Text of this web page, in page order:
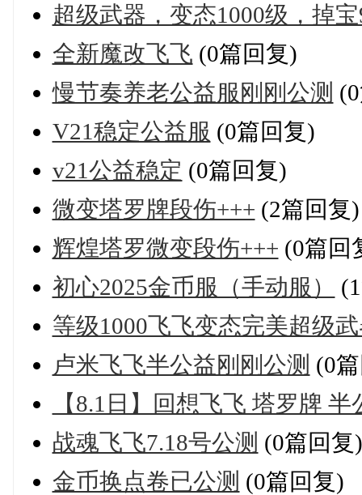
超级武器，变态1000级，掉
全新魔改飞飞 (0篇回复)
慢节奏养老公益服刚刚公测
V21稳定公益服 (0篇回复)
v21公益稳定 (0篇回复)
微变塔罗牌段伤+++ (2篇回复)
辉煌塔罗微变段伤+++ (0篇回
初心2025金币服（手动服）
等级1000飞飞变态完美超级
卢米飞飞半公益刚刚公测 (0
【8.1日】回想飞飞 塔罗牌 半
战魂飞飞7.18号公测 (0篇回复)
金币换点卷已公测 (0篇回复)